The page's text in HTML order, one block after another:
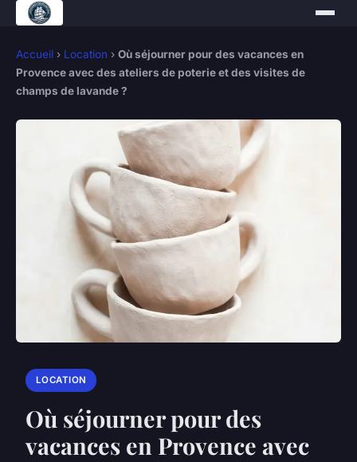
Accueil › Location › Où séjourner pour des vacances en
Provence avec des ateliers de poterie et des visites de
champs de lavande ?
LOCATION
Où séjourner pour des
vacances en Provence avec